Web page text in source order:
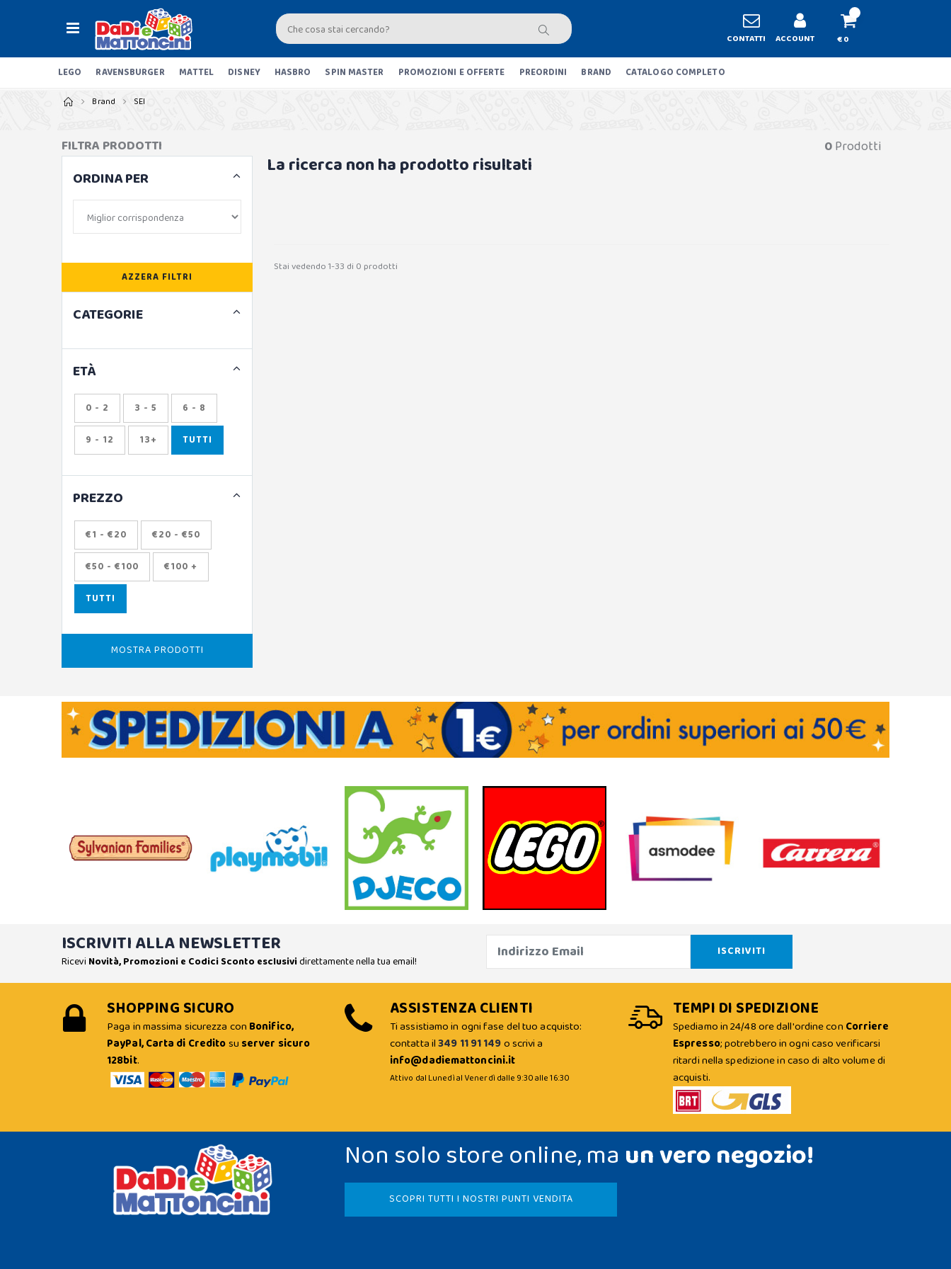
CONTATTI ACCOUNT € 0
LEGO RAVENSBURGER MATTEL DISNEY HASBRO SPIN MASTER PROMOZIONI E OFFERTE PREORDINI BRAND CATALOGO COMPLETO
Brand SEI
0Prodotti
La ricerca non ha prodotto risultati
Stai vedendo 1-33 di 0 prodotti
FILTRA PRODOTTI
ORDINA PER
AZZERA FILTRI
CATEGORIE
ETÀ
0 - 2 3 - 5 6 - 8
9 - 12 13+ TUTTI
PREZZO
€1 - €20 €20 - €50
€50 - €100 €100 +
TUTTI
MOSTRA PRODOTTI
ISCRIVITI ALLA NEWSLETTER
Ricevi Novità, Promozioni e Codici Sconto esclusividirettamente nella tua email!
SHOPPING SICURO
Paga in massima sicurezza con Bonifico,
PayPal, Carta di Creditosu server sicuro
128bit.
ASSISTENZA CLIENTI
Ti assistiamo in ogni fase del tuo acquisto:
contatta il349 11 91 149o scrivi a
info@dadiemattoncini.it
Attivo dal Lunedì al Venerdì dalle 9:30 alle 16:30
TEMPI DI SPEDIZIONE
Spediamo in 24/48 ore dall'ordine con Corriere
Espresso; potrebbero in ogni caso verificarsi
ritardi nella spedizione in caso di alto volume di
acquisti.
Non solo store online, ma un vero negozio!
SCOPRI TUTTI I NOSTRI PUNTI VENDITA